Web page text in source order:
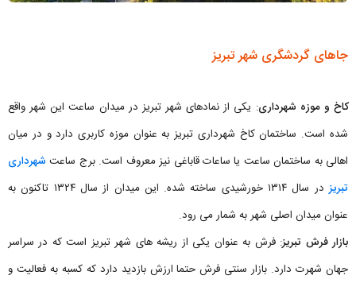
جاهای گردشگری شهر تبریز
کاخ و موزه‌ شهرداری: یکی از نمادهای شهر تبریز در میدان ساعت این شهر واقع
شده است. ساختمان کاخ شهرداری تبریز به عنوان موزه کاربری دارد و در میان
اهالی به ساختمان ساعت یا ساعات قاباغی نیز معروف است. برج ساعت شهرداری
تبریز
در سال ۱۳۱۴ خورشیدی ساخته شده. این میدان از سال ۱۳۲۴ تاکنون به
عنوان میدان اصلی شهر به شمار می رود.
بازار فرش تبریز: فرش به عنوان یکی از ریشه های شهر تبریز است که در سراسر
جهان شهرت دارد. بازار سنتی فرش حتما ارزش بازدید دارد که کسبه به فعالیت و